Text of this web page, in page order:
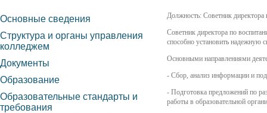
Должность: Советник
Советник директора по
способно установить надежную
Основными направлениями
- Сбор, анализ информации и
- Подготовка предложений по
работы в образовательной
Основные сведения
Структура и органы управления
колледжем
Документы
Образование
Образовательные стандарты и
требования